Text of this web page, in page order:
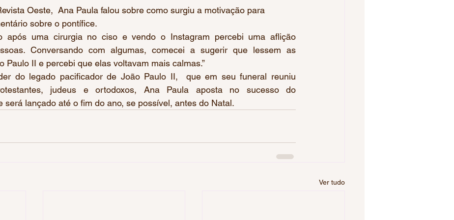
Oeste,  Ana Paula falou sobre como surgiu a motivação para
sobre o pontífice.
após uma cirurgia no ciso e vendo o Instagram percebi uma aflição
Conversando com algumas, comecei a sugerir que lessem as
Paulo II e percebi que elas voltavam mais calmas.”
do legado pacificador de João Paulo II,  que em seu funeral reuniu
judeus e ortodoxos, Ana Paula aposta no sucesso do
será lançado até o fim do ano, se possível, antes do Natal.
Ver tudo